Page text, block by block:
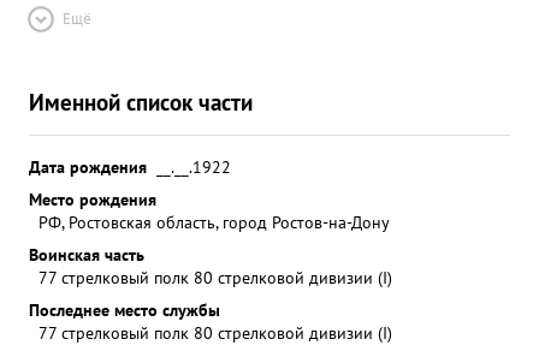
Ещё
Именной список части
Дата рождения
__.__.1922
Место рождения
РФ, Ростовская область, город Ростов-на-Дону
Воинская часть
77 стрелковый полк 80 стрелковой дивизии (I)
Последнее место службы
77 стрелковый полк 80 стрелковой дивизии (I)